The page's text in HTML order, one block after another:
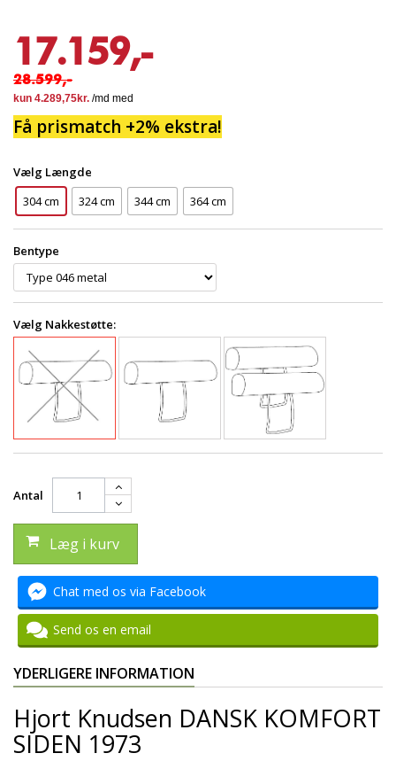
17.159,-
28.599,-
Få prismatch +2% ekstra!
Vælg Længde
304 cm
324 cm 344 cm 364 cm
Bentype
Vælg Nakkestøtte:
Antal
Læg i kurv
Chat med os via Facebook
Send os en email
YDERLIGERE INFORMATION
Hjort Knudsen DANSK KOMFORT
SIDEN 1973